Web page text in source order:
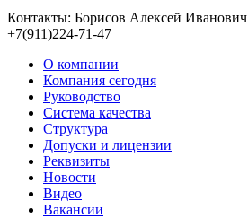
Контакты: Борисов Алексей Иванович
+7(911)224-71-47
О компании
Компания сегодня
Руководство
Система качества
Структура
Допуски и лицензии
Реквизиты
Новости
Видео
Вакансии